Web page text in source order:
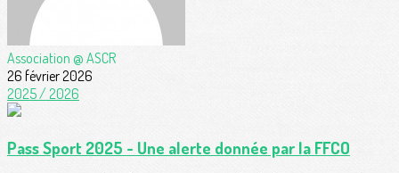
Association @ ASCR
26 février 2026
2025 / 2026
Pass Sport 2025 - Une alerte donnée par la FFCO